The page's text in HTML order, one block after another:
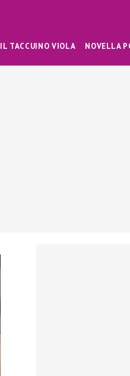
IL TACCUINO VIOLA NOVELLA